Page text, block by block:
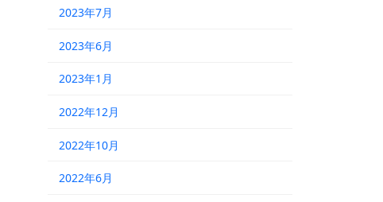
2023年7月
2023年6月
2023年1月
2022年12月
2022年10月
2022年6月